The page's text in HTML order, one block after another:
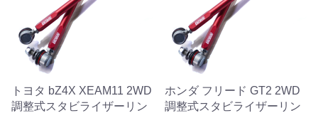
トヨタ bZ4X XEAM11 2WD
調整式スタビライザーリン
ホンダ フリード GT2 2WD
調整式スタビライザーリン